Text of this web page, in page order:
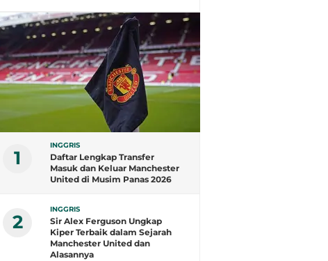
1
INGGRIS
Daftar Lengkap Transfer
Masuk dan Keluar Manchester
United di Musim Panas 2026
2
INGGRIS
Sir Alex Ferguson Ungkap
Kiper Terbaik dalam Sejarah
Manchester United dan
Alasannya